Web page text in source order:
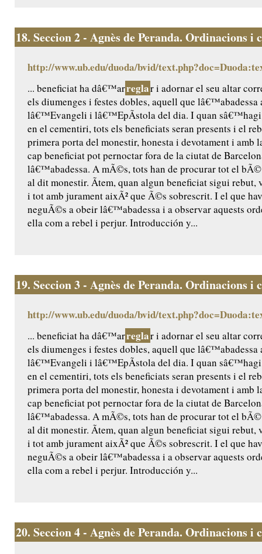
18. Seccion 2 - Agnès de Peranda. Ordinacions i
http://www.ub.edu/duoda/bvid/
... beneficiat ha dâ€™arreglar i adornar el seu altar
els diumenges i festes dobles, aquell que
lâ€™Evangeli i lâ€™EpÃ­stola del dia. I quan
en el cementiri, tots els beneficiats seran presents i el
primera porta del monestir, honesta i devotament i amb
cap beneficiat pot pernoctar fora de la ciutat de
lâ€™abadessa. A mÃ©s, tots han de procurar tot el
al dit monestir. Ãtem, quan algun beneficiat sigui
i tot amb jurament aixÃ² que Ã©s sobrescrit. I el que
neguÃ©s a obeir lâ€™abadessa i a observar aquests
ella com a rebel i perjur. Introducción y...
19. Seccion 3 - Agnès de Peranda. Ordinacions i
http://www.ub.edu/duoda/bvid/
... beneficiat ha dâ€™arreglar i adornar el seu altar
els diumenges i festes dobles, aquell que
lâ€™Evangeli i lâ€™EpÃ­stola del dia. I quan
en el cementiri, tots els beneficiats seran presents i el
primera porta del monestir, honesta i devotament i amb
cap beneficiat pot pernoctar fora de la ciutat de
lâ€™abadessa. A mÃ©s, tots han de procurar tot el
al dit monestir. Ãtem, quan algun beneficiat sigui
i tot amb jurament aixÃ² que Ã©s sobrescrit. I el que
neguÃ©s a obeir lâ€™abadessa i a observar aquests
ella com a rebel i perjur. Introducción y...
20. Seccion 4 - Agnès de Peranda. Ordinacions i